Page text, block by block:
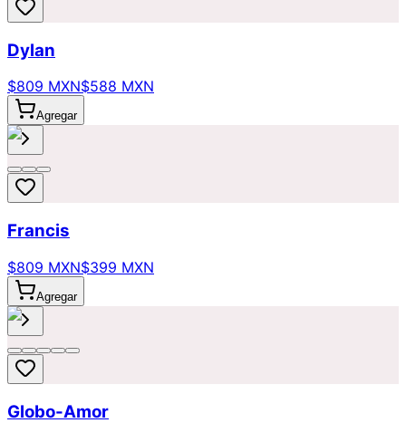
Dylan
$809 MXN$588 MXN
Agregar
Francis
$809 MXN$399 MXN
Agregar
Globo-Amor